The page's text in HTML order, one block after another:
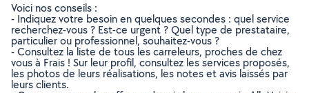
Voici nos conseils :
- Indiquez votre besoin en quelques secondes : quel service
recherchez-vous ? Est-ce urgent ? Quel type de prestataire,
particulier ou professionnel, souhaitez-vous ?
- Consultez la liste de tous les carreleurs, proches de chez
vous à Frais ! Sur leur profil, consultez les services proposés,
les photos de leurs réalisations, les notes et avis laissés par
leurs clients.